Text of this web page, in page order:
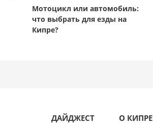
Мотоцикл или автомобиль:
что выбрать для езды на
Кипре?
ДАЙДЖЕСТ О КИПРЕ